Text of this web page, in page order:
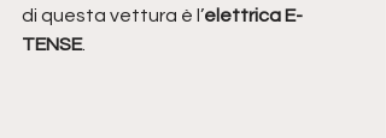
di questa vettura è l’elettrica E-
TENSE.